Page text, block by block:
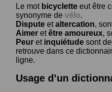
Le mot bicyclette eut être
synonyme de vélo.
Dispute etaltercation,
Aimer etêtre amoureux,
Peur et inquiétude sont
retrouve dans ce
ligne.
Usage d’un